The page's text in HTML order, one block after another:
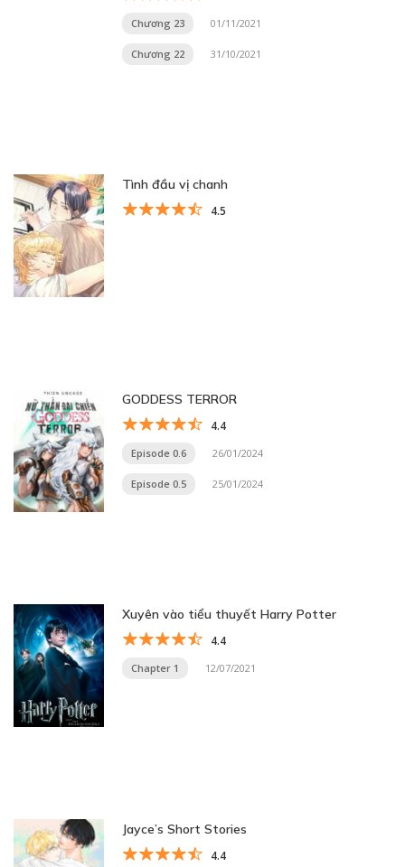
Chương 23 01/11/2021
Chương 22 31/10/2021
Tình đầu vị chanh
4.5
GODDESS TERROR
4.4
Episode 0.6 26/01/2024
Episode 0.5 25/01/2024
Xuyên vào tiểu thuyết Harry Potter
4.4
Chapter 1 12/07/2021
Jayce’s Short Stories
4.4